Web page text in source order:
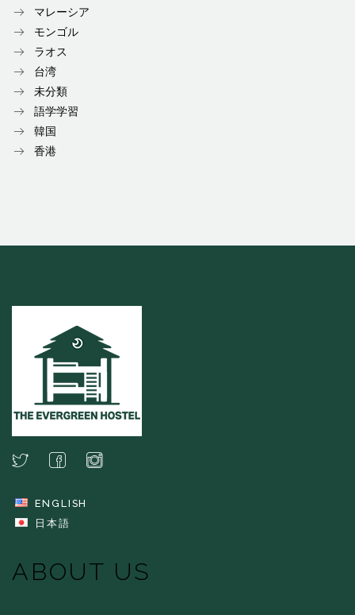
マレーシア
モンゴル
ラオス
台湾
未分類
語学学習
韓国
香港
ENGLISH
日本語
ABOUT US